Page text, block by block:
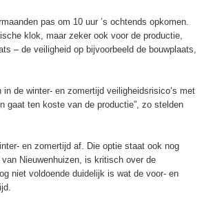
pas om 10 uur ’s ochtends opkomen.
klok, maar zeker ook voor de productie,
– de veiligheid op bijvoorbeeld de bouwplaats,
de winter- en zomertijd veiligheidsrisico’s met
gaat ten koste van de productie”, zo stelden
en zomertijd af. Die optie staat ook nog
Nieuwenhuizen, is kritisch over de
niet voldoende duidelijk is wat de voor- en